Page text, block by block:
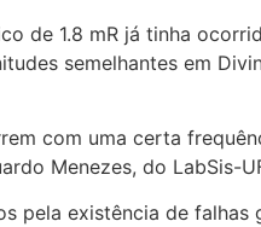
de 1.8 mR já tinha
semelhantes em
com uma certa
Menezes, do LabSis-
pela existência de